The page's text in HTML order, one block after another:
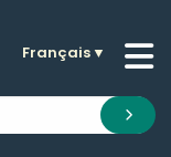
Français▼